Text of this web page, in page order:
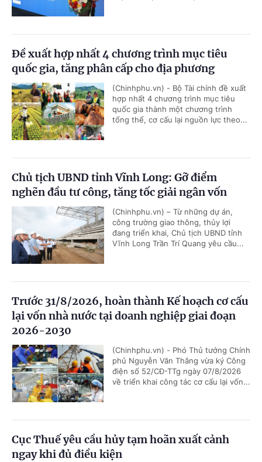
Đề xuất hợp nhất 4 chương trình mục tiêu
quốc gia, tăng phân cấp cho địa phương
(Chinhphu.vn) - Bộ Tài chính đề xuất
hợp nhất 4 chương trình mục tiêu
quốc gia thành một chương trình
tổng thể, cơ cấu lại nguồn lực theo...
Chủ tịch UBND tỉnh Vĩnh Long: Gỡ điểm
nghẽn đầu tư công, tăng tốc giải ngân vốn
(Chinhphu.vn) – Từ những dự án,
công trường giao thông, thủy lợi
đang triển khai, Chủ tịch UBND tỉnh
Vĩnh Long Trần Trí Quang yêu cầu...
Trước 31/8/2026, hoàn thành Kế hoạch cơ cấu
lại vốn nhà nước tại doanh nghiệp giai đoạn
2026-2030
(Chinhphu.vn) - Phó Thủ tướng Chính
phủ Nguyễn Văn Thắng vừa ký Công
điện số 52/CĐ-TTg ngày 07/8/2026
về triển khai công tác cơ cấu lại vốn...
Cục Thuế yêu cầu hủy tạm hoãn xuất cảnh
ngay khi đủ điều kiện